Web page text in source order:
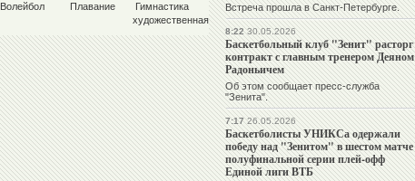
Волейбол Плавание
Гимнастика
художественная
Встреча прошла в Санкт-Петербурге.
8:2230.05.2026
Баскетбольный клуб "Зенит" расторг
контракт с главным тренером Деяном
Радоньичем
Об этом сообщает пресс-служба
"Зенита".
7:1726.05.2026
Баскетболисты УНИКСа одержали
победу над "Зенитом" в шестом матче
полуфинальной серии плей-офф
Единой лиги ВТБ